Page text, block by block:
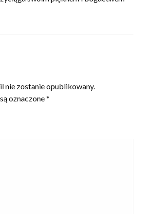
nie zostanie opublikowany.
oznaczone*